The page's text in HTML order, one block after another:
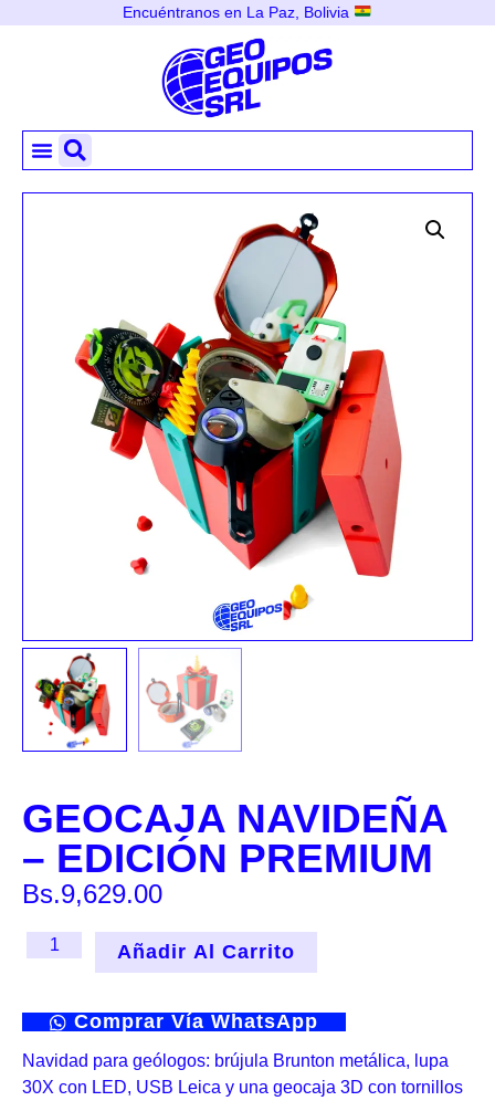
Encuéntranos en La Paz, Bolivia
GEOCAJA NAVIDEÑA
– EDICIÓN PREMIUM
Bs.9,629.00
Añadir Al Carrito
Comprar Vía WhatsApp
Navidad para geólogos: brújula Brunton metálica, lupa
30X con LED, USB Leica y una geocaja 3D con tornillos